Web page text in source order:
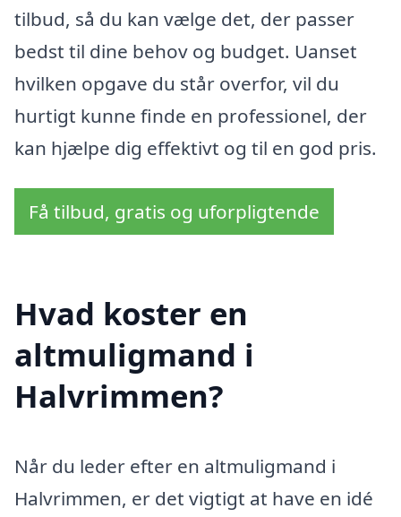
tilbud, så du kan vælge det, der passer
bedst til dine behov og budget. Uanset
hvilken opgave du står overfor, vil du
hurtigt kunne finde en professionel, der
kan hjælpe dig effektivt og til en god pris.
Få tilbud, gratis og uforpligtende
Hvad koster en
altmuligmand i
Halvrimmen?
Når du leder efter en altmuligmand i
Halvrimmen, er det vigtigt at have en idé